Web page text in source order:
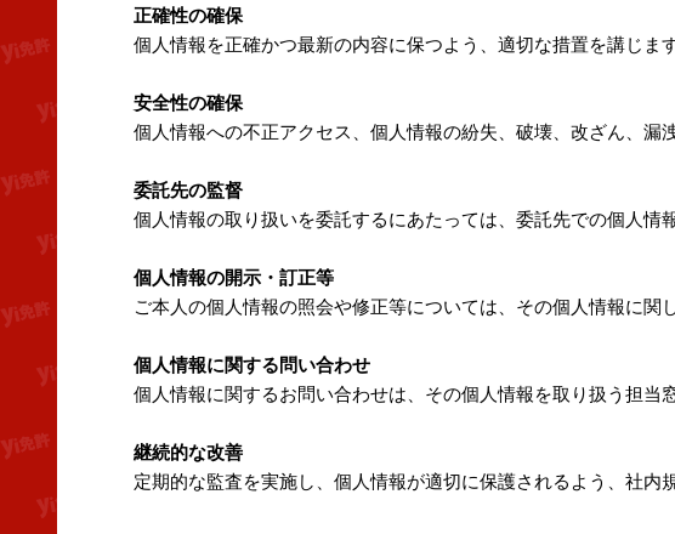
正確性の確保
個人情報を正確かつ最新の内容に保つよう、適切な措置を講じます
安全性の確保
個人情報への不正アクセス、個人情報の紛失、破壊、改ざん、漏
委託先の監督
個人情報の取り扱いを委託するにあたっては、委託先での個人情
個人情報の開示・訂正等
ご本人の個人情報の照会や修正等については、その個人情報に関
個人情報に関する問い合わせ
個人情報に関するお問い合わせは、その個人情報を取り扱う担当
継続的な改善
定期的な監査を実施し、個人情報が適切に保護されるよう、社内